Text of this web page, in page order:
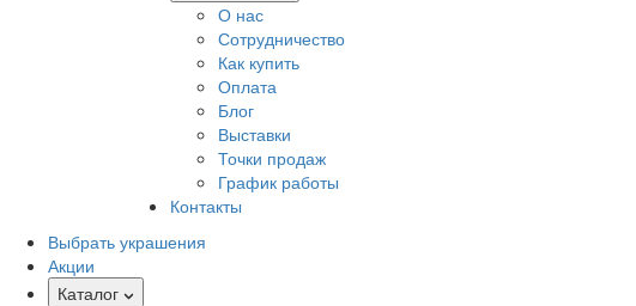
О нас
Сотрудничество
Как купить
Оплата
Блог
Выставки
Точки продаж
График работы
Контакты
Выбрать украшения
Акции
Каталог